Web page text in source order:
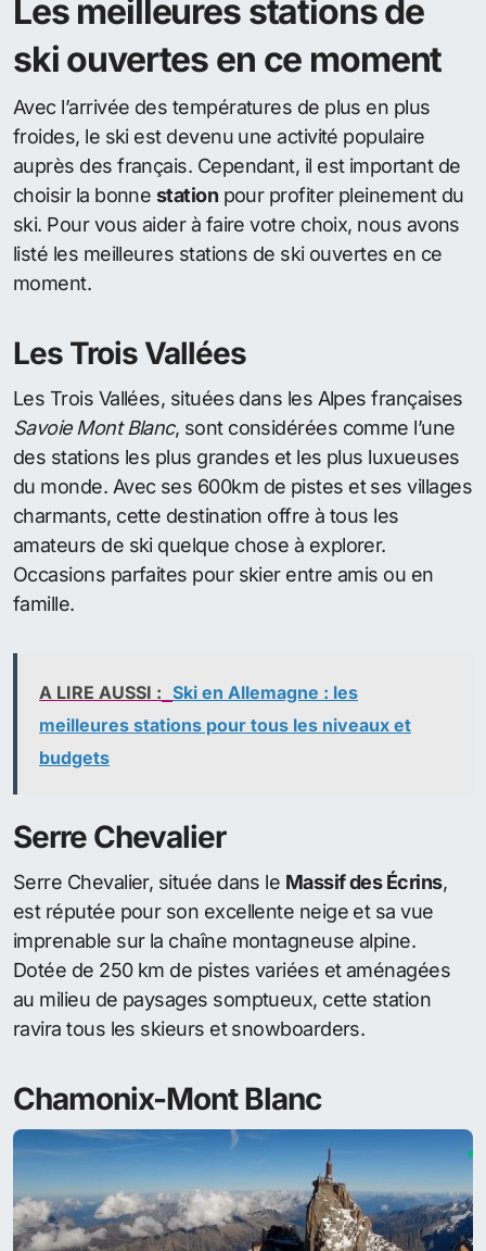
Les meilleures stations de
ski ouvertes en ce moment
Avec l’arrivée des températures de plus en plus
froides, le ski est devenu une activité populaire
auprès des français. Cependant, il est important de
choisir la bonne station pour profiter pleinement du
ski. Pour vous aider à faire votre choix, nous avons
listé les meilleures stations de ski ouvertes en ce
moment.
Les Trois Vallées
Les Trois Vallées, situées dans les Alpes françaises
Savoie Mont Blanc, sont considérées comme l’une
des stations les plus grandes et les plus luxueuses
du monde. Avec ses 600km de pistes et ses villages
charmants, cette destination offre à tous les
amateurs de ski quelque chose à explorer.
Occasions parfaites pour skier entre amis ou en
famille.
A LIRE AUSSI : Ski en Allemagne : les
meilleures stations pour tous les niveaux et
budgets
Serre Chevalier
Serre Chevalier, située dans le Massif des Écrins,
est réputée pour son excellente neige et sa vue
imprenable sur la chaîne montagneuse alpine.
Dotée de 250 km de pistes variées et aménagées
au milieu de paysages somptueux, cette station
ravira tous les skieurs et snowboarders.
Chamonix-Mont Blanc